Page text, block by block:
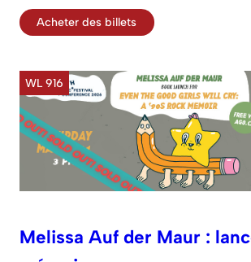
Acheter des billets
WL 916
Melissa Auf der Maur :